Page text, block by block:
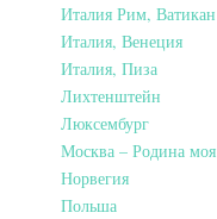
Италия Рим, Ватикан
Италия, Венеция
Италия, Пиза
Лихтенштейн
Люксембург
Москва – Родина моя
Норвегия
Польша